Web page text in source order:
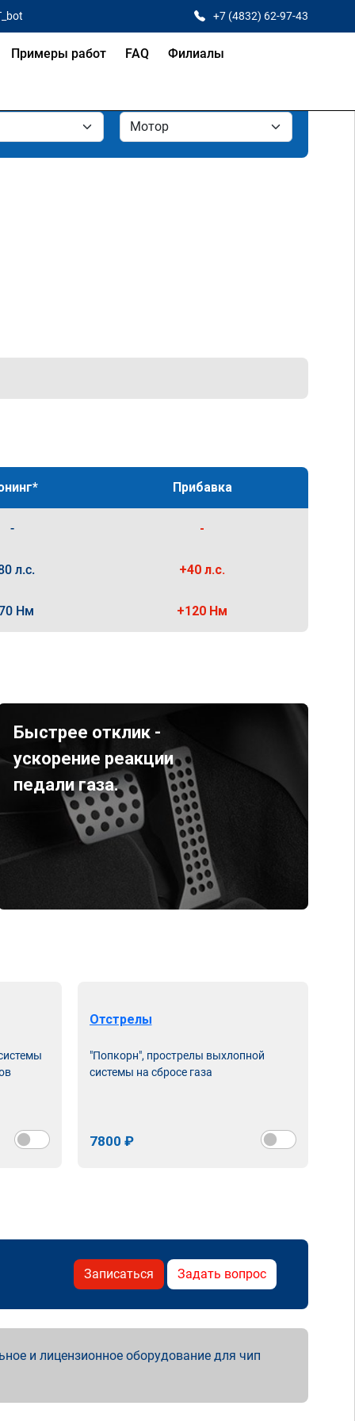
+7 (4832) 62-97-43
Примеры работ FAQ Филиалы
Прибавка
- -
л.с. +40 л.с.
Нм +120 Нм
Быстрее отклик -
ускорение реакции
педали газа.
Отстрелы
"Попкорн", прострелы выхлопной
системы на сбросе газа
7800 ₽
Записаться Задать вопрос
и лицензионное оборудование для чип